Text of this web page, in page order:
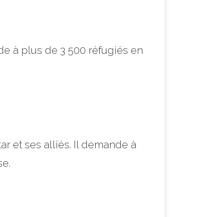
à plus de 3 500 réfugiés en
et ses alliés. Il demande à